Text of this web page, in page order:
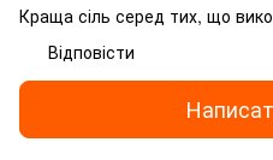
Краща сіль серед тих, що
Відповісти